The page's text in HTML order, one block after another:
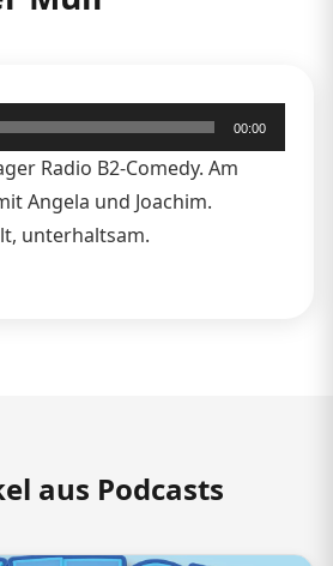
00:00
Radio B2-Comedy. Am
Angela und Joachim.
unterhaltsam.
aus Podcasts